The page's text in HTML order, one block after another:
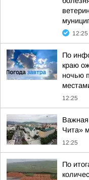
12:25
По
краю
ночью
12:25
Чита»
12:25
По